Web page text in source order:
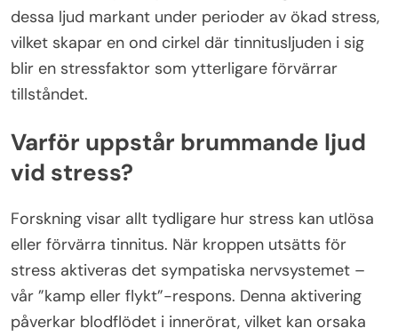
dessa ljud markant under perioder av ökad stress,
vilket skapar en ond cirkel där tinnitusljuden i sig
blir en stressfaktor som ytterligare förvärrar
tillståndet.
Varför uppstår brummande ljud
vid stress?
Forskning visar allt tydligare hur stress kan utlösa
eller förvärra tinnitus. När kroppen utsätts för
stress aktiveras det sympatiska nervsystemet –
vår ”kamp eller flykt”-respons. Denna aktivering
påverkar blodflödet i innerörat, vilket kan orsaka